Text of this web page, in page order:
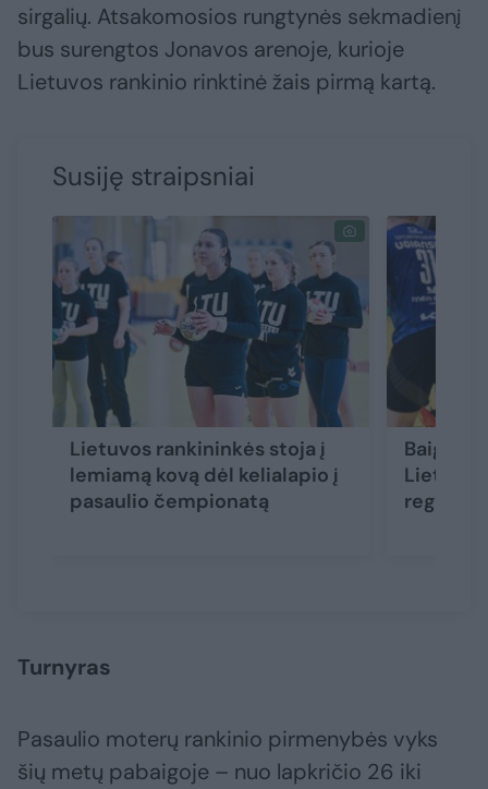
sirgalių. Atsakomosios rungtynės sekmadienį
bus surengtos Jonavos arenoje, kurioje
Lietuvos rankinio rinktinė žais pirmą kartą.
Susiję straipsniai
Lietuvos rankininkės stoja į
lemiamą kovą dėl kelialapio į
pasaulio čempionatą
Baigėsi
Turnyras
Pasaulio moterų rankinio pirmenybės vyks
šių metų pabaigoje – nuo lapkričio 26 iki